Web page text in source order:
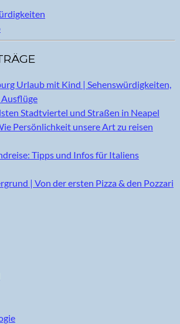
Urlaub mit Kind | Sehenswürdigkeiten,
Stadtviertel und Straßen in Neapel
Persönlichkeit unsere Art zu reisen
Tipps und Infos für Italiens
| Von der ersten Pizza & den Pozzari